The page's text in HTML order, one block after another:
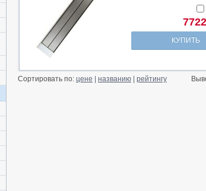
КУПИТЬ
Сортировать по: цене названию рейтингу